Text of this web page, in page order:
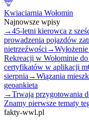
Kwiaciarnia Wołomin
Najnowsze wpisy
→45-letni kierowca z
prowadzenia pojazdów
nietrzeźwości →
Rekreacji w Wołominie
certyfikatów w aplikacji
sierpnia →Wiązania
geoankieta
→Trwają przygotowania
Znamy pierwsze tematy
fakty-wwl.pl